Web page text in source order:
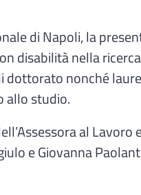
di Napoli, la
disabilità nella
nonché
allo studio.
al
e Giovanna